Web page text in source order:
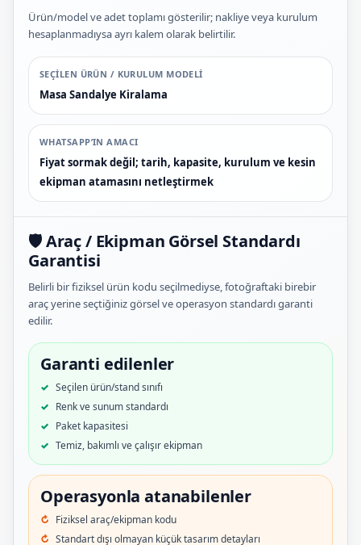
Ürün/model ve adet toplamı gösterilir; nakliye veya kurulum
hesaplanmadıysa ayrı kalem olarak belirtilir.
SEÇILEN ÜRÜN / KURULUM MODELI
Masa Sandalye Kiralama
WHATSAPP’IN AMACI
Fiyat sormak değil; tarih, kapasite, kurulum ve kesin
ekipman atamasını netleştirmek
🛡️ Araç / Ekipman Görsel Standardı
Garantisi
Belirli bir fiziksel ürün kodu seçilmediyse, fotoğraftaki birebir
araç yerine seçtiğiniz görsel ve operasyon standardı garanti
edilir.
Garanti edilenler
Seçilen ürün/stand sınıfı
Renk ve sunum standardı
Paket kapasitesi
Temiz, bakımlı ve çalışır ekipman
Operasyonla atanabilenler
Fiziksel araç/ekipman kodu
Standart dışı olmayan küçük tasarım detayları